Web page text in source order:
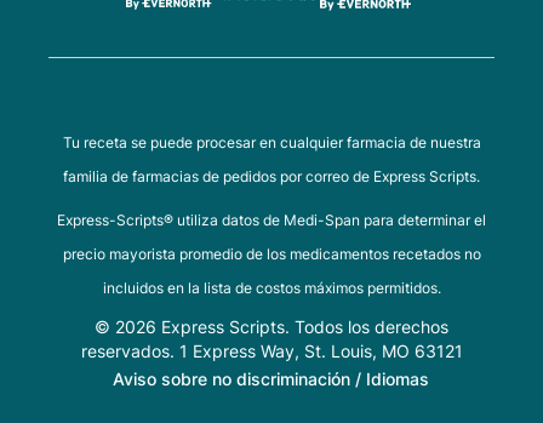
Tu receta se puede procesar en cualquier farmacia de nuestra
familia de farmacias de pedidos por correo de Express Scripts.
Express-Scripts® utiliza datos de Medi-Span para determinar el
precio mayorista promedio de los medicamentos recetados no
incluidos en la lista de costos máximos permitidos.
© 2026 Express Scripts. Todos los derechos
reservados. 1 Express Way, St. Louis, MO 63121
Aviso sobre no discriminación / Idiomas